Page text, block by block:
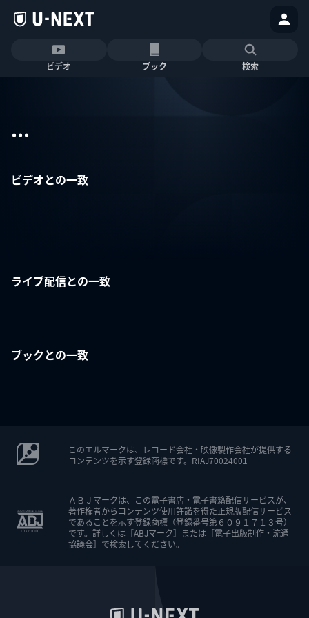
ビデオ ブック 検索
...
ビデオとの一致
ライブ配信との一致
ブックとの一致
このエルマークは、レコード会社・映像製作会社が提供する
コンテンツを示す登録商標です。RIAJ70024001
ＡＢＪマークは、この電子書店・電子書籍配信サービスが、
著作権者からコンテンツ使用許諾を得た正規版配信サービス
であることを示す登録商標（登録番号第６０９１７１３号）
です。詳しくは［ABJマーク］または［電子出版制作・流通
協議会］で検索してください。